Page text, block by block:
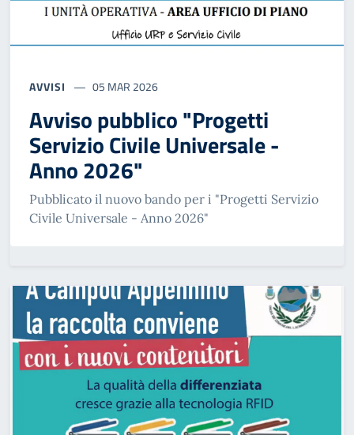
AVVISI 05 MAR 2026
Avviso pubblico "Progetti
Servizio Civile Universale -
Anno 2026"
Pubblicato il nuovo bando per i "Progetti Servizio
Civile Universale - Anno 2026"